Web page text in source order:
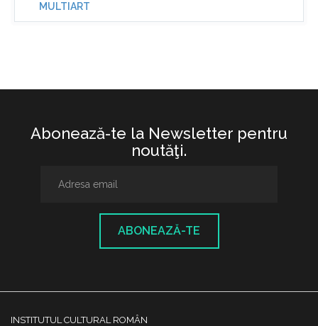
MULTIART
Abonează-te la Newsletter pentru
noutăţi.
ABONEAZĂ-TE
INSTITUTUL CULTURAL ROMÂN